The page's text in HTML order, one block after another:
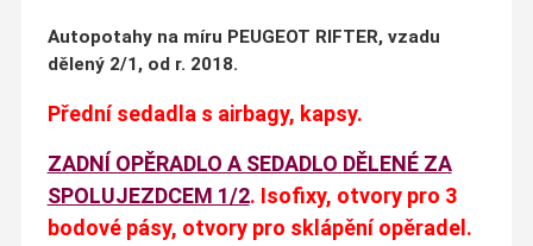
Autopotahy na míru PEUGEOT RIFTER, vzadu
dělený 2/1, od r. 2018.
Přední sedadla s airbagy, kapsy.
ZADNÍ OPĚRADLO A SEDADLO DĚLENÉ ZA
SPOLUJEZDCEM 1/2. Isofixy, otvory pro 3
bodové pásy, otvory pro sklápění opěradel.